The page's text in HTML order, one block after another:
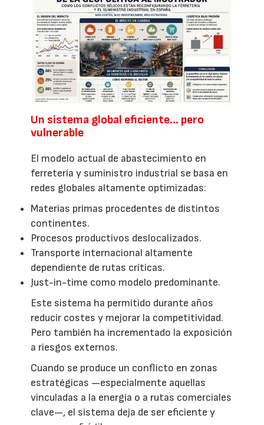
Un sistema global eficiente… pero
vulnerable
El modelo actual de abastecimiento en
ferretería y suministro industrial se basa en
redes globales altamente optimizadas:
Materias primas procedentes de distintos
continentes.
Procesos productivos deslocalizados.
Transporte internacional altamente
dependiente de rutas críticas.
Just-in-time como modelo predominante.
Este sistema ha permitido durante años
reducir costes y mejorar la competitividad.
Pero también ha incrementado la exposición
a riesgos externos.
Cuando se produce un conflicto en zonas
estratégicas —especialmente aquellas
vinculadas a la energía o a rutas comerciales
clave—, el sistema deja de ser eficiente y